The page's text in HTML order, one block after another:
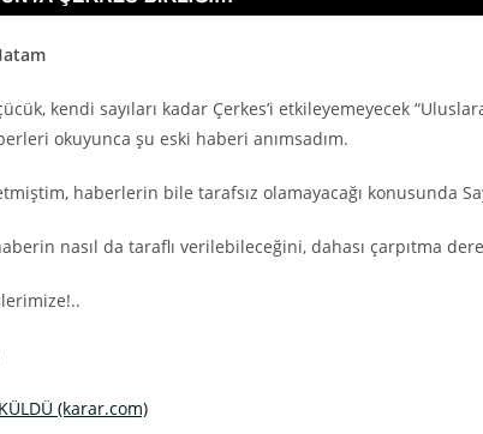
kendi sayıları kadar Çerkes’i etkileyemeyecek
okuyunca şu eski haberi anımsadım.
haberlerin bile tarafsız olamayacağı konusunda
nasıl da taraflı verilebileceğini, dahası çarpıtma
(karar.com)